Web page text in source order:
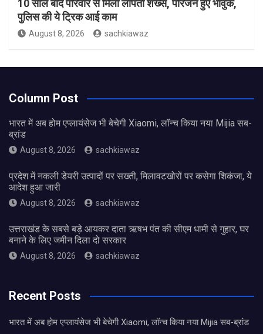
10 साल बाद परिवार से मिला लापता शख्स, परिजन हुए भावुक,
पुलिस की ये ट्रिक आई काम
August 8, 2026 sachkiawaz
Column Post
भारत में अब होम एप्लायंसेज भी बेचेगी Xiaomi, लॉन्च किया नया Mijia सब-
ब्रांड
August 8, 2026 sachkiawaz
प्रदेश में नकली डेयरी उत्पादों पर सख्ती, मिलावटखोरों पर कसेगा शिकंजा, ये
आदेश हुआ जारी
August 8, 2026 sachkiawaz
उत्तराखंड के सबसे बड़े आयकर दाता ऋषभ पंत की सीएम धामी से गुहार, घर
बनाने के लिए जमीन दिला दो सरकार
August 8, 2026 sachkiawaz
Recent Posts
भारत में अब होम एप्लायंसेज भी बेचेगी Xiaomi, लॉन्च किया नया Mijia सब-ब्रांड